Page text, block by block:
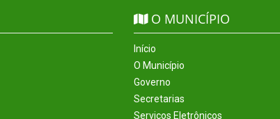
O MUNICÍPIO
Início
O Município
Governo
Secretarias
Serviços Eletrônicos